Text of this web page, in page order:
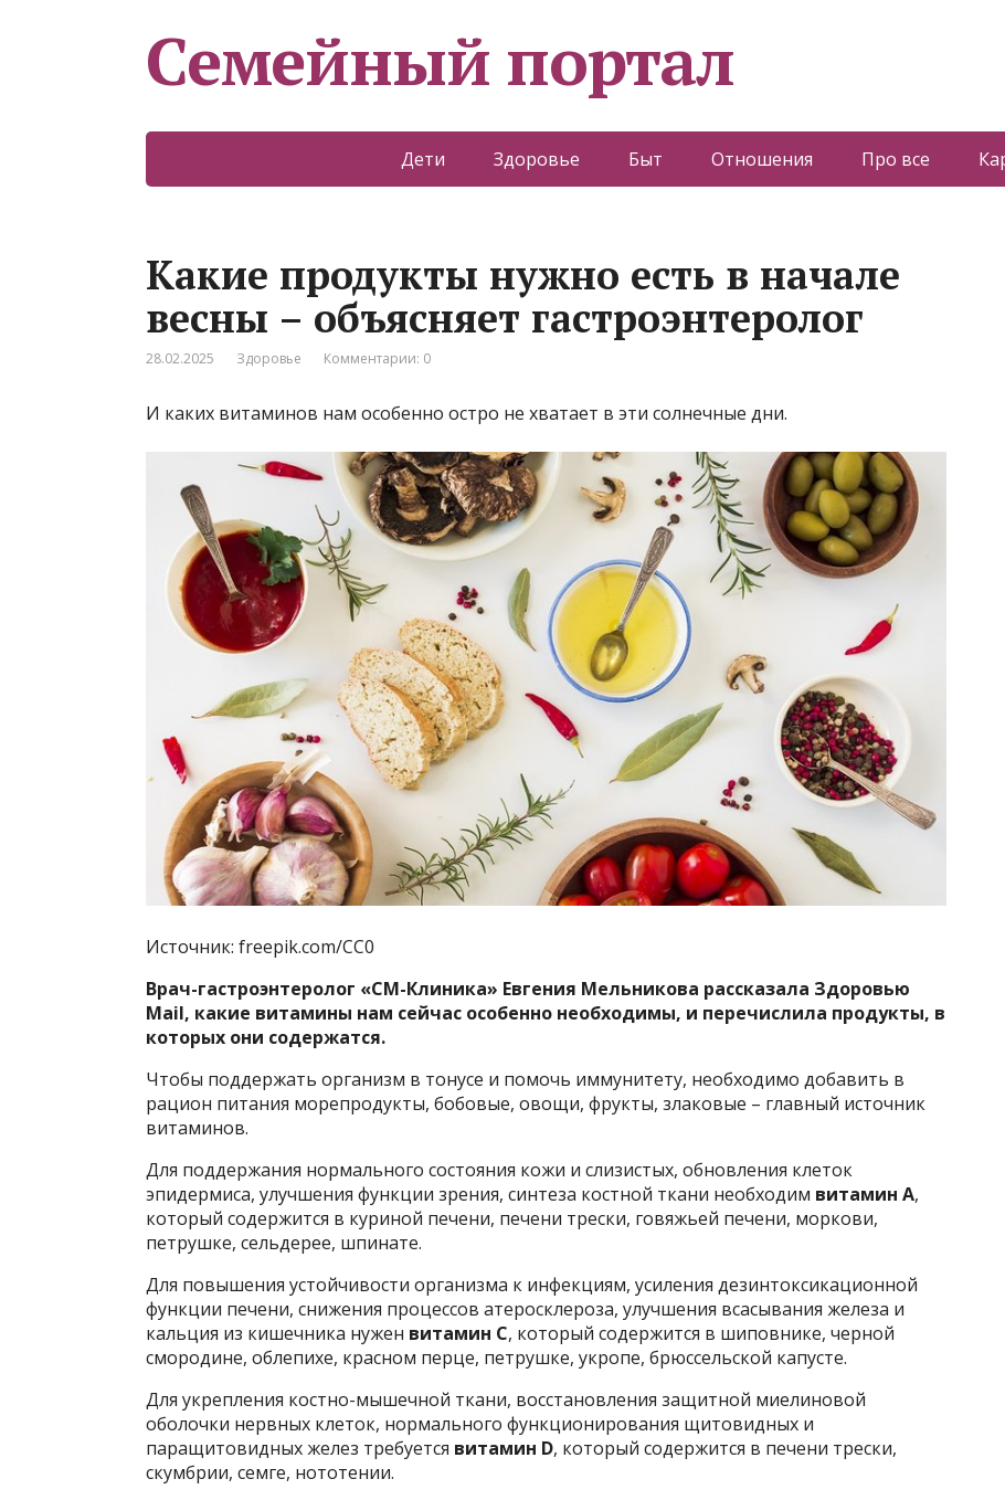
Семейный портал
Дети Здоровье Быт Отношения Про все
Какие продукты нужно есть в начале
весны – объясняет гастроэнтеролог
28.02.2025 Здоровье Комментарии: 0
И каких витаминов нам особенно остро не хватает в эти солнечные дни.
Источник: freepik.com/CC0
Врач-гастроэнтеролог «СМ-Клиника» Евгения Мельникова рассказала Здоровью
Mail, какие витамины нам сейчас особенно необходимы, и перечислила продукты, в
которых они содержатся.
Чтобы поддержать организм в тонусе и помочь иммунитету, необходимо добавить в
рацион питания морепродукты, бобовые, овощи, фрукты, злаковые – главный источник
витаминов.
Для поддержания нормального состояния кожи и слизистых, обновления клеток
эпидермиса, улучшения функции зрения, синтеза костной ткани необходим витамин А,
который содержится в куриной печени, печени трески, говяжьей печени, моркови,
петрушке, сельдерее, шпинате.
Для повышения устойчивости организма к инфекциям, усиления дезинтоксикационной
функции печени, снижения процессов атеросклероза, улучшения всасывания железа и
кальция из кишечника нужен витамин С, который содержится в шиповнике, черной
смородине, облепихе, красном перце, петрушке, укропе, брюссельской капусте.
Для укрепления костно-мышечной ткани, восстановления защитной миелиновой
оболочки нервных клеток, нормального функционирования щитовидных и
паращитовидных желез требуется витамин D, который содержится в печени трески,
скумбрии, семге, нототении.